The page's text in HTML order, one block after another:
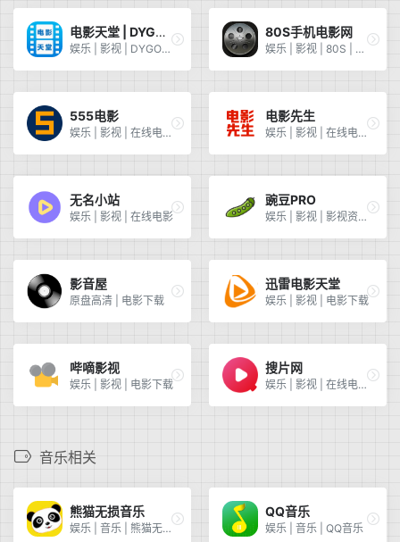
电影天堂 | DYGOD
娱乐 | 影视 | DYGOD | 电影下载
80S手机电影网
娱乐 | 影视 | 80S | 电影下载 | 手机电影
555电影
娱乐 | 影视 | 在线电影 | 奈飞资源
电影先生
娱乐 | 影视 | 在线电影 | 奈飞资源 | 电影先生 | 封面高清
无名小站
娱乐 | 影视 | 在线电影
豌豆PRO
娱乐 | 影视 | 影视资源聚合
影音屋
原盘高清 | 电影下载
迅雷电影天堂
娱乐 | 影视 | 电影下载
哔嘀影视
娱乐 | 影视 | 电影下载
搜片网
娱乐 | 影视 | 在线电影 | 全网搜索
音乐相关
熊猫无损音乐
娱乐 | 音乐 | 熊猫无损音乐 | 音乐下载
QQ音乐
娱乐 | 音乐 | QQ音乐